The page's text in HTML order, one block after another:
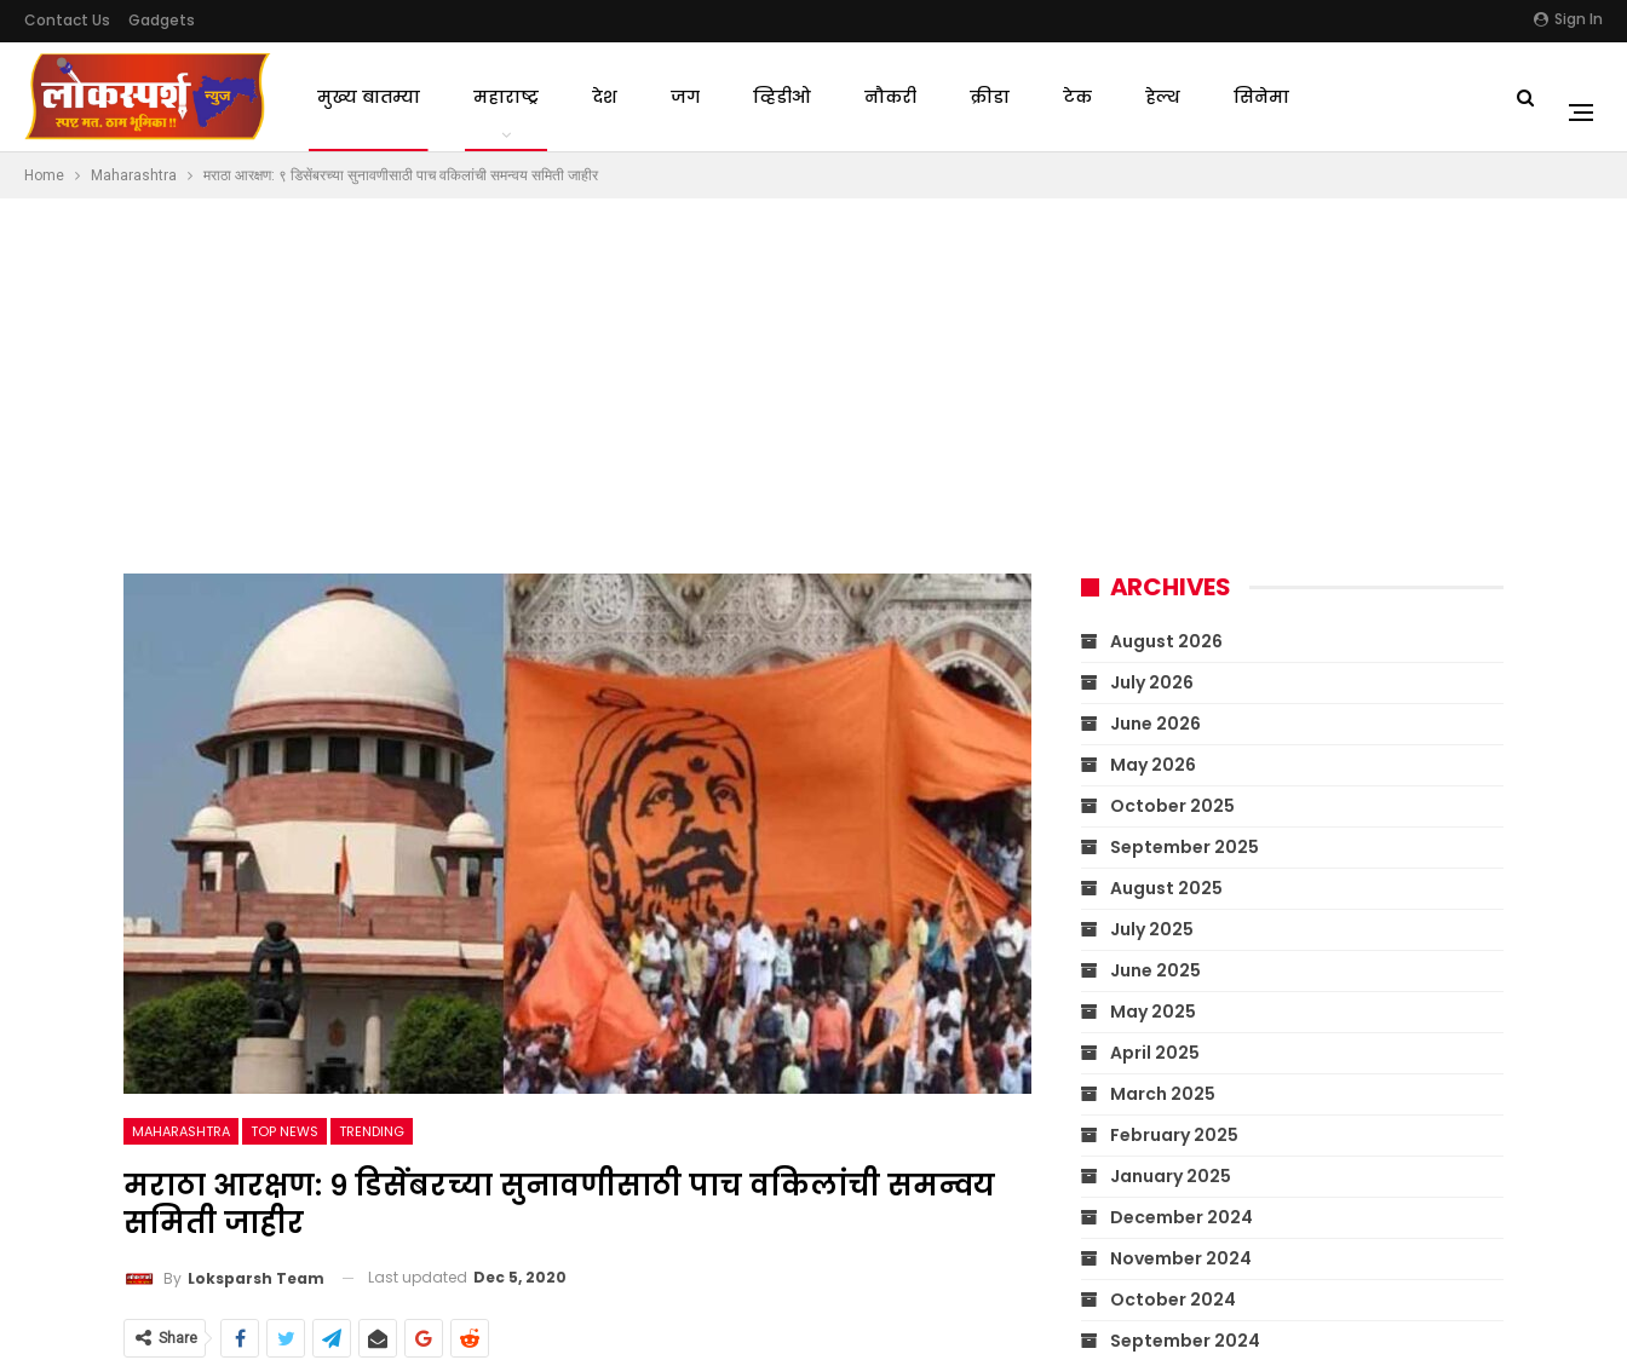
Sign In
Contact Us Gadgets
मुख्य बातम्या महाराष्ट्र देश जग व्हिडीओ नौकरी क्रीडा टेक हेल्थ सिनेमा
Home Maharashtra मराठा आरक्षण: ९ डिसेंबरच्या सुनावणीसाठी पाच वकिलांची समन्वय समिती जाहीर
MAHARASHTRA TOP NEWS TRENDING
मराठा आरक्षण: ९ डिसेंबरच्या सुनावणीसाठी पाच वकिलांची समन्वय
समिती जाहीर
By Loksparsh Team Last updated Dec 5, 2020
Share
ARCHIVES
August 2026
July 2026
June 2026
May 2026
October 2025
September 2025
August 2025
July 2025
June 2025
May 2025
April 2025
March 2025
February 2025
January 2025
December 2024
November 2024
October 2024
September 2024